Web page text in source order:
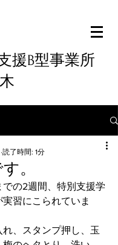
援B型事業所
。
読了時間: 1分
での2週間、特別支援学
習にこられていま
、スタンプ押し、玉